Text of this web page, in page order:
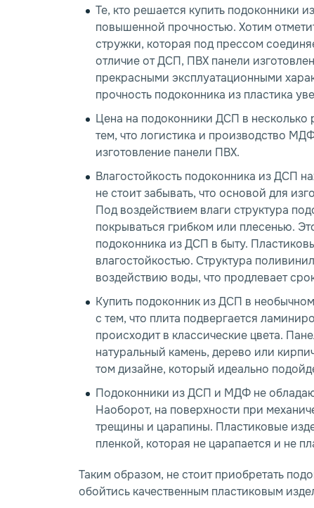
Те, кто решается купить подоконники
повышенной прочностью. Хотим
стружки, которая под прессом
отличие от ДСП, ПВХ панели
прекрасными эксплуатационными
прочность подоконника из пластика
Цена на подоконники ДСП в несколько
тем, что логистика и производство
изготовление панели ПВХ.
Влагостойкость подоконника из ДСП
не стоит забывать, что основой для
Под воздействием влаги структура
покрываться грибком или плесенью.
подоконника из ДСП в быту.
влагостойкостью. Структура
воздействию воды, что продлевает
Купить подоконник из ДСП в
с тем, что плита подвергается
происходит в классические цвета.
натуральный камень, дерево или
том дизайне, который идеально
Подоконники из ДСП и МДФ не
Наоборот, на поверхности при
трещины и царапины. Пластиковые
пленкой, которая не царапается и не
Таким образом, не стоит приобретать
обойтись качественным пластиковым